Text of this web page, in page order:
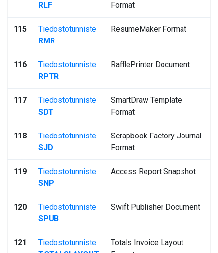
RLF
Format
115
Tiedostotunniste
RMR
ResumeMaker Format
116
Tiedostotunniste
RPTR
RafflePrinter Document
117
Tiedostotunniste
SDT
SmartDraw Template
Format
118
Tiedostotunniste
SJD
Scrapbook Factory Journal
Format
119
Tiedostotunniste
SNP
Access Report Snapshot
120
Tiedostotunniste
SPUB
Swift Publisher Document
121
Tiedostotunniste
Totals Invoice Layout